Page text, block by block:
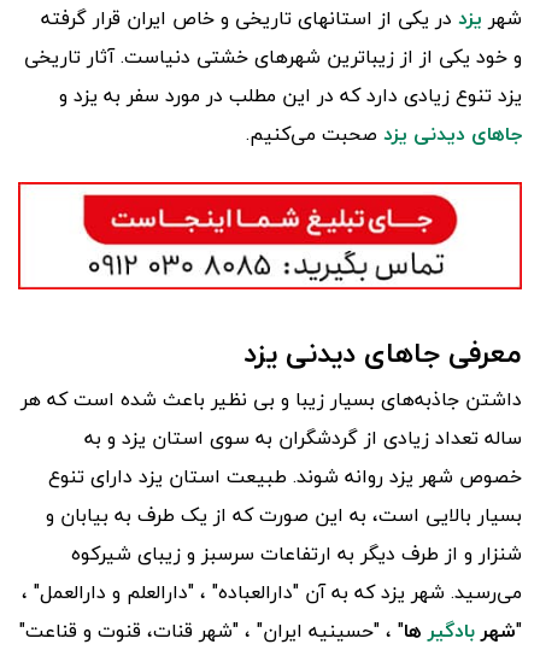
شهر یزد در یکی از استانهای تاریخی و خاص ایران قرار گرفته
و خود یکی از از زیباترین شهرهای خشتی دنیاست. آثار تاریخی
یزد تنوع زیادی دارد که در این مطلب در مورد سفر به یزد و
جاهای دیدنی یزد صحبت می‌کنیم.
معرفی جاهای دیدنی یزد
داشتن جاذبه‌های بسیار زیبا و بی نظیر باعث شده است که هر
ساله تعداد زیادی از گردشگران به سوی استان یزد و به
خصوص شهر یزد روانه شوند. طبیعت استان یزد دارای تنوع
بسیار بالایی است، به این صورت که از یک طرف به بیابان و
شنزار و از طرف دیگر به ارتفاعات سرسبز و زیبای شیرکوه
می‌رسید. شهر یزد که به آن "دارالعباده" ، "دارالعلم و دارالعمل" ،
"شهربادگیرها" ، "حسینیه ایران" ، "شهر قنات، قنوت و قناعت"